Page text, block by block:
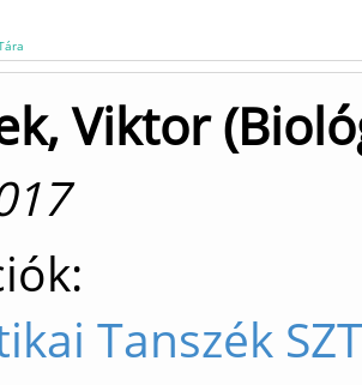
Viktor
Tanszék